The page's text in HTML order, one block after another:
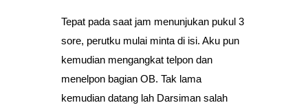
Tepat pada saat jam menunjukan pukul 3
sore, perutku mulai minta di isi. Aku pun
kemudian mengangkat telpon dan
menelpon bagian OB. Tak lama
kemudian datang lah Darsiman salah